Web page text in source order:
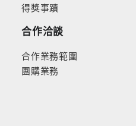
得獎事蹟
合作洽談
合作業務範圍
團購業務